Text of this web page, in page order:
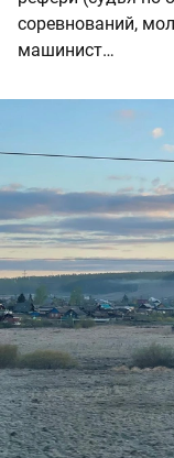
соревнований,
машинист…